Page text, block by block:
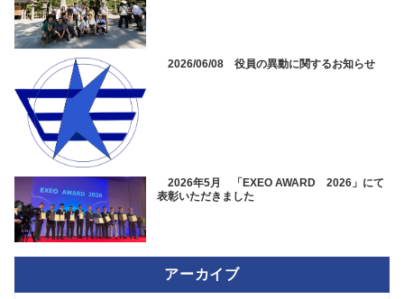
2026/06/08 役員の異動に関するお知らせ
2026年5月 「EXEO AWARD 2026」にて
表彰いただきました
アーカイブ